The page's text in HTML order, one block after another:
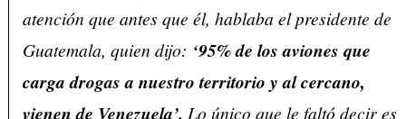
atención que antes que él, hablaba el presidente de
Guatemala, quien dijo: ‘95% de los aviones que
carga drogas a nuestro territorio y al cercano,
vienen de Venezuela’. Lo único que le faltó decir es